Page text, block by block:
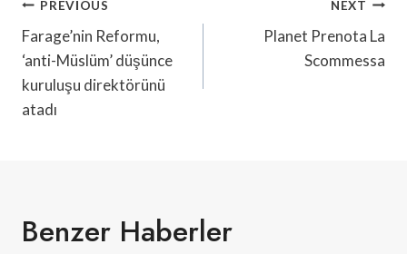
Gezinmesi
PREVIOUS
Farage’nin Reformu,
‘anti-Müslüm’ düşünce
kuruluşu direktörünü
atadı
NEXT
Planet Prenota La
Scommessa
Benzer Haberler